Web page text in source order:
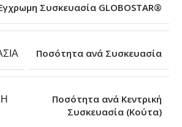
Συσκευασία GLOBOSTAR®
Ποσότητα ανά Συσκευασία
Ποσότητα ανά Κεντρική
Συσκευασία (Κούτα)